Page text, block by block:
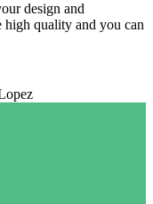
design and
quality and you can